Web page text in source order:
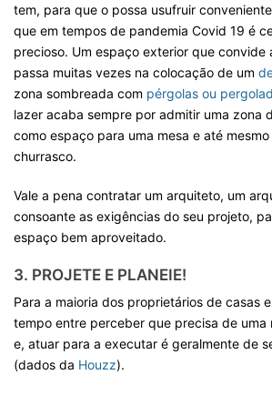
tem, para que o possa usufruir
que em tempos de pandemia Covid 19 é
precioso. Um espaço exterior que convide
passa muitas vezes na colocação de um
zona sombreada com pérgolas ou
lazer acaba sempre por admitir uma zona
como espaço para uma mesa e até
churrasco.
Vale a pena contratar um arquiteto, um
consoante as exigências do seu projeto,
espaço bem aproveitado.
3. PROJETE E PLANEIE!
Para a maioria dos proprietários de casas
tempo entre perceber que precisa de uma
e, atuar para a executar é geralmente de
(dados da Houzz).